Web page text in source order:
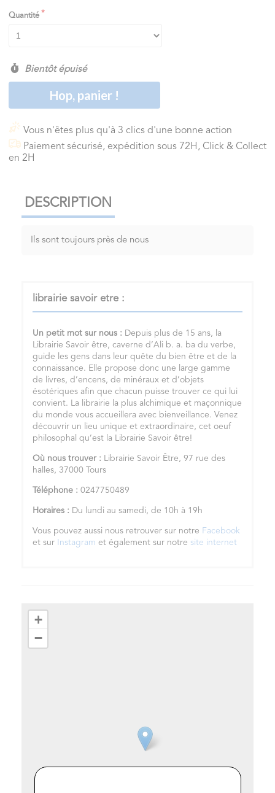
Quantité
Bientôt épuisé
Hop, panier !
Vous n'êtes plus qu'à 3 clics d'une bonne action
Paiement sécurisé, expédition sous 72H, Click & Collect
en 2H
DESCRIPTION
Ils sont toujours près de nous
librairie savoir etre :
Un petit mot sur nous : Depuis plus de 15 ans, la
Librairie Savoir être, caverne d’Ali b. a. ba du verbe,
guide les gens dans leur quête du bien être et de la
connaissance. Elle propose donc une large gamme
de livres, d’encens, de minéraux et d’objets
ésotériques afin que chacun puisse trouver ce qui lui
convient. La librairie la plus alchimique et maçonnique
du monde vous accueillera avec bienveillance. Venez
découvrir un lieu unique et extraordinaire, cet oeuf
philosophal qu’est la Librairie Savoir être!
Où nous trouver : Librairie Savoir Être, 97 rue des
halles, 37000 Tours
Téléphone : 0247750489
Horaires : Du lundi au samedi, de 10h à 19h
Vous pouvez aussi nous retrouver sur notre Facebook
et sur
Instagram et également sur notre site internet
+
−